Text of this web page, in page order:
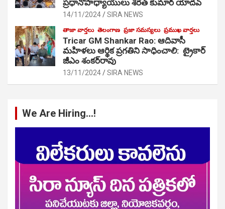
ప్రధానోపాధ్యాయులు శరత్ కుమార్ యాదవ్
14/11/2024 SIRA NEWS
తాజా వార్తలు తెలంగాణ ప్రజా సమస్యలు ప్రముఖ వార్తలు
Tricar GM Shankar Rao: ఆదివాసీ
మహిళలు ఆర్థిక ప్రగతిని సాధించాలి: ట్రైకార్
జీఎం శంకర్‌రావు
13/11/2024 SIRA NEWS
We Are Hiring…!